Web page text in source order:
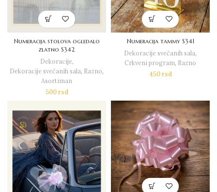
Numeracija stolova ogledalo
zlatno S342
Dekoracije,
Dekoracije svečanih sala, Razno,
Asortiman
500rsd
Numeracija tammy S341
Dekoracije svečanih sala,
Crkveni program, Razno
450rsd